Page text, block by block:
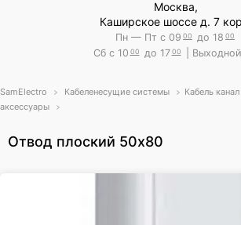
Москва,
Каширское шоссе д. 7
Пн — Пт с 09 00 до 18 00
Сб с 10 00 до 17 00 |
SamElectro Кабеленесущие системы
Кабель
аксессуары
Отвод плоский 50x80